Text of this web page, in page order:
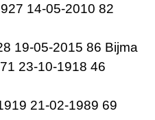
14-05-2010 82
19-05-2015 86 Bijma
23-10-1918 46
21-02-1989 69